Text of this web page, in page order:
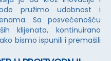
pružimo udobnost i
Sa posvećenošću
klijenata, kontinuirano
bismo ispunili i premašili